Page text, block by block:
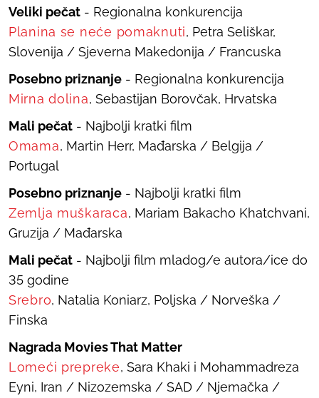
Veliki pečat - Regionalna konkurencija
Planina se neće pomaknuti, Petra Seliškar,
Slovenija / Sjeverna Makedonija / Francuska
Posebno priznanje - Regionalna konkurencija
Mirna dolina, Sebastijan Borovčak, Hrvatska
Mali pečat - Najbolji kratki film
Omama, Martin Herr, Mađarska / Belgija /
Portugal
Posebno priznanje - Najbolji kratki film
Zemlja muškaraca, Mariam Bakacho Khatchvani,
Gruzija / Mađarska
Mali pečat - Najbolji film mladog/e autora/ice do
35 godine
Srebro, Natalia Koniarz, Poljska / Norveška /
Finska
Nagrada Movies That Matter
Lomeći prepreke, Sara Khaki i Mohammadreza
Eyni, Iran / Nizozemska / SAD / Njemačka /